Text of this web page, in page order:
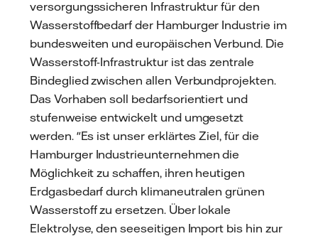
versorgungssicheren Infrastruktur für den
Wasserstoffbedarf der Hamburger Industrie im
bundesweiten und europäischen Verbund. Die
Wasserstoff-Infrastruktur ist das zentrale
Bindeglied zwischen allen Verbundprojekten.
Das Vorhaben soll bedarfsorientiert und
stufenweise entwickelt und umgesetzt
werden. "Es ist unser erklärtes Ziel, für die
Hamburger Industrieunternehmen die
Möglichkeit zu schaffen, ihren heutigen
Erdgasbedarf durch klimaneutralen grünen
Wasserstoff zu ersetzen. Über lokale
Elektrolyse, den seeseitigen Import bis hin zur